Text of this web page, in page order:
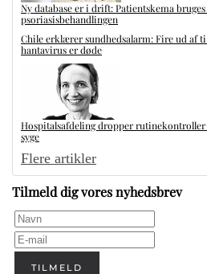
Ny database er i drift: Patientskema
psoriasisbehandlingen
Chile erklærer sundhedsalarm: Fire ud af
hantavirus er døde
Hospitalsafdeling dropper
syge
Flere artikler
Tilmeld dig vores nyhedsbrev
TILMELD